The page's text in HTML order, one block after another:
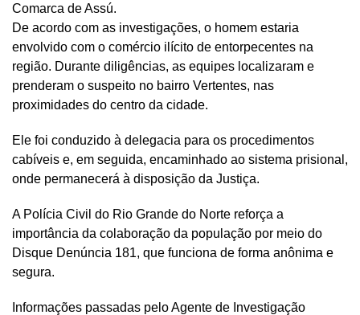
Comarca de Assú.
De acordo com as investigações, o homem estaria
envolvido com o comércio ilícito de entorpecentes na
região. Durante diligências, as equipes localizaram e
prenderam o suspeito no bairro Vertentes, nas
proximidades do centro da cidade.
Ele foi conduzido à delegacia para os procedimentos
cabíveis e, em seguida, encaminhado ao sistema prisional,
onde permanecerá à disposição da Justiça.
A Polícia Civil do Rio Grande do Norte reforça a
importância da colaboração da população por meio do
Disque Denúncia 181, que funciona de forma anônima e
segura.
Informações passadas pelo Agente de Investigação